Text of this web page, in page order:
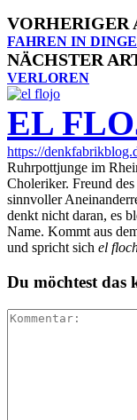
VORHERIGER
FAHREN IN DINGE
NÄCHSTER
VERLOREN
EL
https://
Ruhrpottjunge im
Choleriker. Freund
sinnvoller
denkt nicht daran, es
Name. Kommt aus
und spricht sich el
Du möchtest das